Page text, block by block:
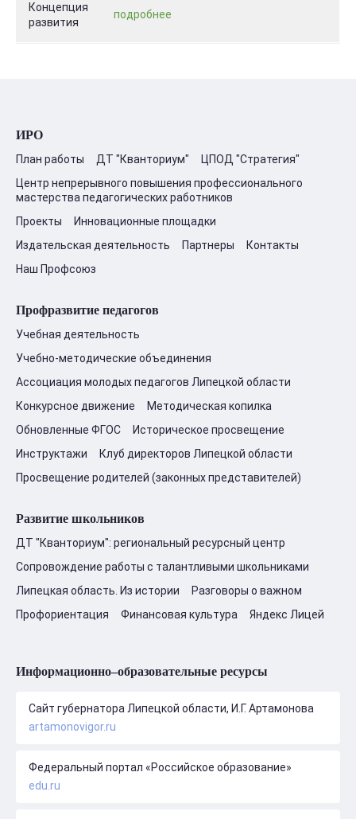
Концепция
развития
подробнее
ИРО
План работы ДТ "Кванториум"
ЦПОД "Стратегия"
Центр непрерывного повышения профессионального
мастерства педагогических работников
Проекты
Инновационные площадки
Издательская деятельность
Партнеры
Контакты
Наш Профсоюз
Профразвитие педагогов
Учебная деятельность
Учебно-методические объединения
Ассоциация молодых педагогов Липецкой области
Конкурсное движение
Методическая копилка
Обновленные ФГОС
Историческое просвещение
Инструктажи
Клуб директоров Липецкой области
Просвещение родителей (законных представителей)
Развитие школьников
ДТ "Кванториум": региональный ресурсный центр
Сопровождение работы с талантливыми школьниками
Липецкая область. Из истории
Разговоры о важном
Профориентация
Финансовая культура Яндекс Лицей
Информационно–образовательные ресурсы
Сайт губернатора Липецкой области, И.Г. Артамонова
artamonovigor.ru
Федеральный портал «Российское образование»
edu.ru